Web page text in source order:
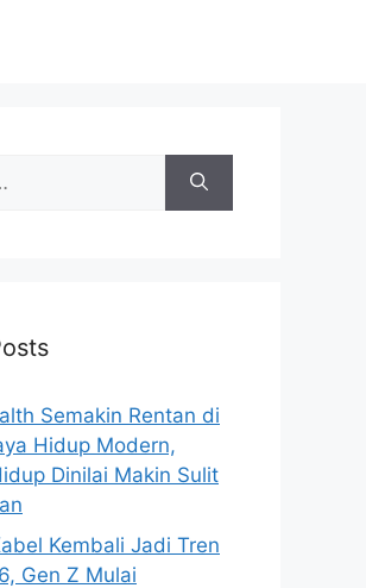
Semakin Rentan di
Hidup Modern,
Dinilai Makin Sulit
Kembali Jadi Tren
Gen Z Mulai